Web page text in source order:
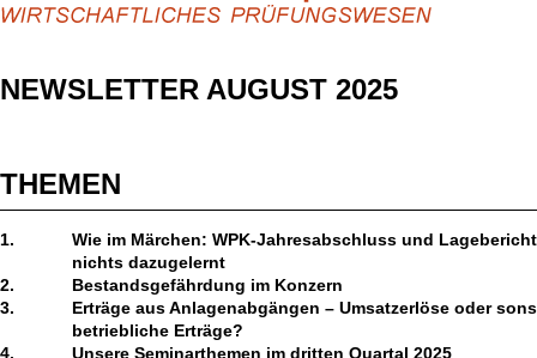
NEWSLETTER AUGUST 2025
THEMEN
1.
Wie im Märchen: WPK-Jahresabschluss und
nichts dazugelernt
2.
Bestandsgefährdung im Konzern
3.
Erträge aus Anlagenabgängen – Umsatzerlöse oder
betriebliche Erträge?
4.
Unsere Seminarthemen im dritten Quartal 2025